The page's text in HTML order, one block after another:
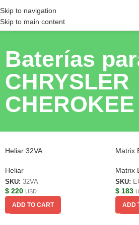
Skip to navigation
Skip to main content
Baterías
CHRYSLER
Heliar 32VA
Heliar
SKU: 32VA
$ 220 USD
ADD TO CART
Matrix
Matrix
SKU:
$ 183
ADD